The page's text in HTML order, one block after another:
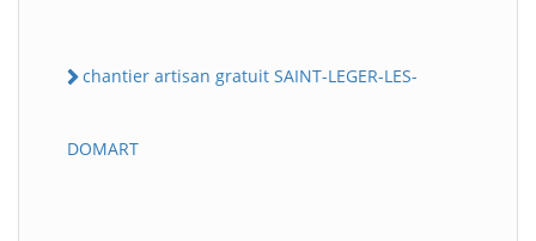
chantier artisan gratuit SAINT-LEGER-LES-
DOMART